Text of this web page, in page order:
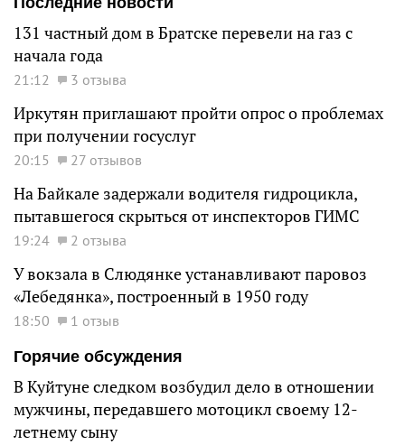
131 частный дом в Братске перевели на газ с
начала года
21:12 3 отзыва
Иркутян приглашают пройти опрос о проблемах
при получении госуслуг
20:15 27 отзывов
На Байкале задержали водителя гидроцикла,
пытавшегося скрыться от инспекторов ГИМС
19:24 2 отзыва
У вокзала в Слюдянке устанавливают паровоз
«Лебедянка», построенный в 1950 году
18:50
1 отзыв
Горячие обсуждения
В Куйтуне следком возбудил дело в отношении
мужчины, передавшего мотоцикл своему 12-
летнему сыну